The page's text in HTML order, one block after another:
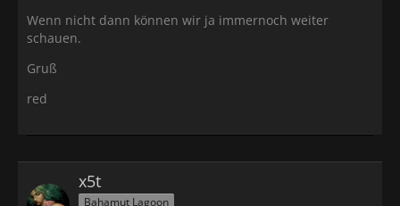
Wenn nicht dann können wir ja immernoch weiter
schauen.
Gruß
red
x5t
Bahamut Lagoon